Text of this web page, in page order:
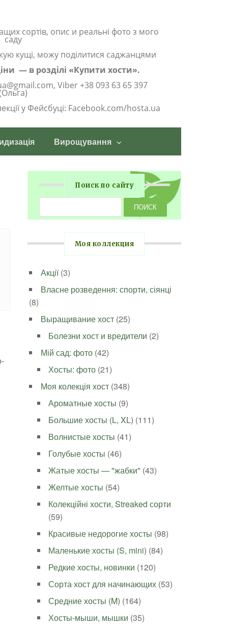
сортів, опис и реальні фото з мого
саду
кущі, можу поділитися саджанцями
— в розділі «Купити хости».
Viber +38 093 63 65 397
у Фейсбуці: Facebook.com/hosta.ua
Вирощування
Поиск по сайту
Моя коллекция
Акції(3)
Власне розведення: спорти, сіянці
(8)
Выращивание хост (25)
Болезни хост и вредители (2)
Мій сад: фото (42)
Хосты: фото (21)
Моя колекція хост (348)
Ароматные хосты (9)
Большие хосты (L, XL) (111)
Волнистые хосты (41)
Голубые хосты (46)
Жатые хосты — "жабки" (43)
Желтые хосты (54)
Колекційні хости, Streaked сорти
(59)
Красивые недорогие хосты (98)
Маленькие хосты (S, mini) (84)
Редкие хосты, новинки (120)
Сорта хост для начинающих (53)
Средние хосты (M) (164)
Хосты-мыши, мышки (35)